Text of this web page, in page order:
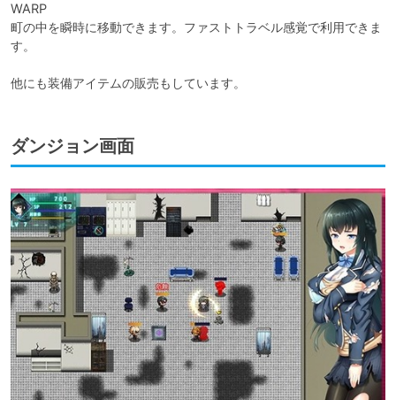
WARP
町の中を瞬時に移動できます。ファストトラベル感覚で利用できま
す。
他にも装備アイテムの販売もしています。
ダンジョン画面